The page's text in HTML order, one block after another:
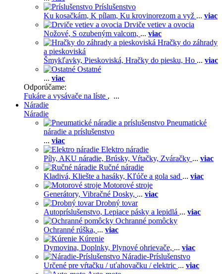
Príslušenstvo
Ku kosačkám, K pílam, Ku krovinorezom a vyž ... viac
Drviče vetiev a ovocia
Nožové, S ozubeným valcom, ... viac
Hračky do záhrady
a pieskoviská
Šmykľavky, Pieskoviská, Hračky do piesku, Ho ... viac
Ostatné
... viac
Odporúčame:
Fukáre a vysávače na líste , ...
Náradie
Náradie
Pneumatické
náradie a príslušenstvo
... viac
Elektro náradie
Píly, AKU náradie, Brúsky, Vŕtačky, Zváračky ... viac
Ručné náradie
Kladivá, Kliešte a hasáky, Kľúče a gola sad ... viac
Motorové stroje
Generátory, Vibračné Dosky, ... viac
Drobný tovar
Autopríslušenstvo, Lepiace pásky a lepidlá ... viac
Ochranné pomôcky
Ochranné rúška, ... viac
Kúrenie
Dymovina, Doplnky, Plynové ohrievače, ... viac
Náradie-Príslušenstvo
Určené pre vŕtačku / uťahovačku / elektric ... viac